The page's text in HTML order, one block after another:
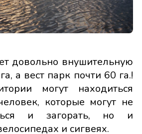
довольно внушительную
а вест парк почти 60 га.!
могут находиться
которые могут не
и загорать, но и
и сигвеях.